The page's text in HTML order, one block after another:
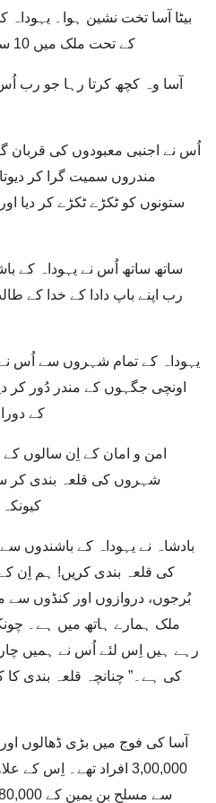
بیٹا آسا تخت نشین ہوا۔
کے تحت ملک میں 10 سال تک امن و امان قائم رہا۔
مندروں سمیت گرا کر
ستونوں کو ٹکڑے ٹکڑے کر دیا
رب اپنے باپ دادا کے خدا کے
اونچی جگہوں کے مندر دُور
کے
شہروں کی قلعہ بندی کر
کی قلعہ بندی کریں! ہم اِن کے
بُرجوں، دروازوں اور کنڈوں
ملک ہمارے ہاتھ میں ہے۔
رہے ہیں اِس لئے اُس نے ہمیں
کی ہے۔” چنانچہ قلعہ بندی کا
3,00,000 افراد تھے۔ اِس